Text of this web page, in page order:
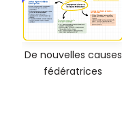
De nouvelles causes
fédératrices